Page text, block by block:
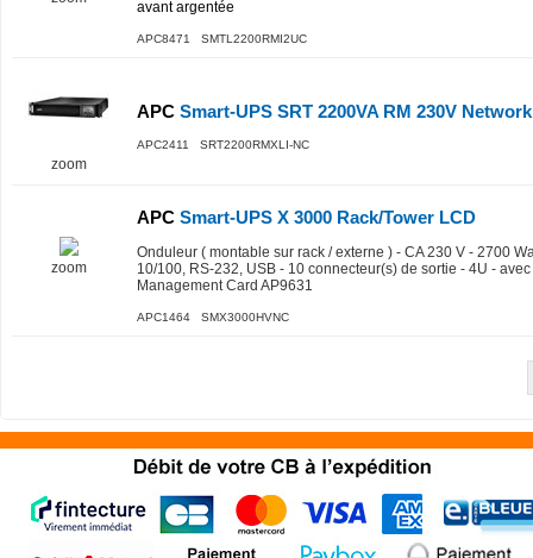
avant argentée
APC8471 SMTL2200RMI2UC
zoom
APC Smart-UPS SRT 2200VA RM 230V
APC2411 SRT2200RMXLI-NC
zoom
APC Smart-UPS X 3000 Rack/Tower LCD
Onduleur ( montable sur rack / externe ) - CA 230 V - 2700
10/100, RS-232, USB - 10 connecteur(s) de sortie - 4U -
Management Card AP9631
APC1464 SMX3000HVNC